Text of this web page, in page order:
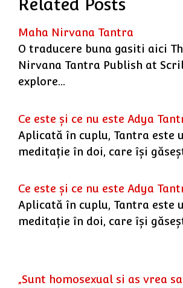
Related Posts
Maha Nirvana Tantra
O traducere buna gasiti aici
Nirvana Tantra Publish at
explore…
Ce este şi ce nu este Adya
Aplicată în cuplu, Tantra este
meditaţie în doi, care îşi
Ce este şi ce nu este Adya
Aplicată în cuplu, Tantra este
meditaţie în doi, care îşi
„Sunt homosexual si as vrea